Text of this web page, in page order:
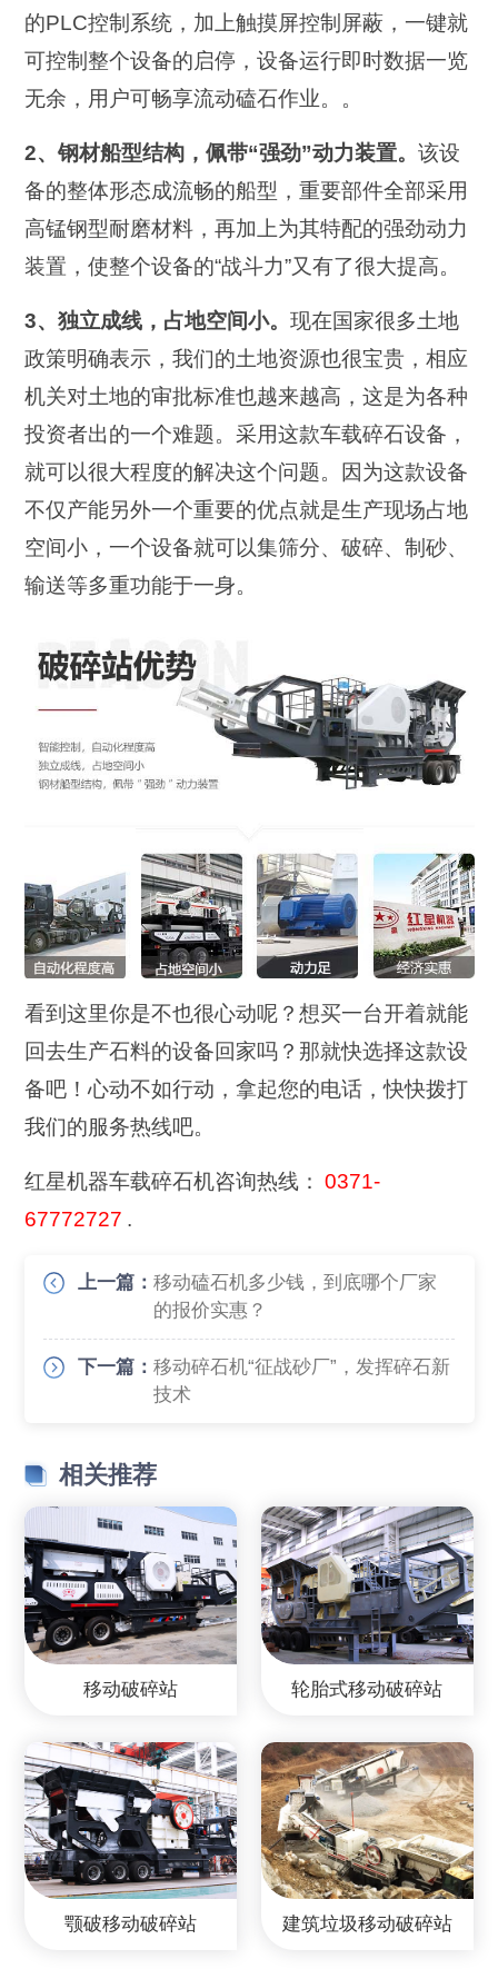
的PLC控制系统，加上触摸屏控制屏蔽，一键就
可控制整个设备的启停，设备运行即时数据一览
无余，用户可畅享流动磕石作业。。
2、钢材船型结构，佩带“强劲”动力装置。 该设
备的整体形态成流畅的船型，重要部件全部采用
高锰钢型耐磨材料，再加上为其特配的强劲动力
装置，使整个设备的“战斗力”又有了很大提高。
3、独立成线，占地空间小。 现在国家很多土地
政策明确表示，我们的土地资源也很宝贵，相应
机关对土地的审批标准也越来越高，这是为各种
投资者出的一个难题。采用这款车载碎石设备，
就可以很大程度的解决这个问题。因为这款设备
不仅产能另外一个重要的优点就是生产现场占地
空间小，一个设备就可以集筛分、破碎、制砂、
输送等多重功能于一身。
看到这里你是不也很心动呢？想买一台开着就能
回去生产石料的设备回家吗？那就快选择这款设
备吧！心动不如行动，拿起您的电话，快快拨打
我们的服务热线吧。
红星机器车载碎石机咨询热线： 0371-
67772727 .
上一篇：移动磕石机多少钱，到底哪个厂家
的报价实惠？
下一篇：移动碎石机“征战砂厂”，发挥碎石新
技术
相关推荐
移动破碎站 轮胎式移动破碎站
颚破移动破碎站 建筑垃圾移动破碎站